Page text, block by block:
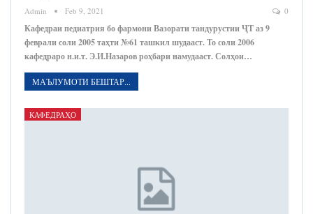
Admin Feb 9, 2021 0
Кафедраи педиатрия бо фармони Вазорати тандурустии ҶТ аз 9
феврали соли 2005 таҳти №61 ташкил шудааст. То соли 2006
кафедраро н.и.т. Э.И.Назаров роҳбари намудааст. Солҳои…
МАЪЛУМОТИ БЕШТАР...
КАФЕДРАҲО